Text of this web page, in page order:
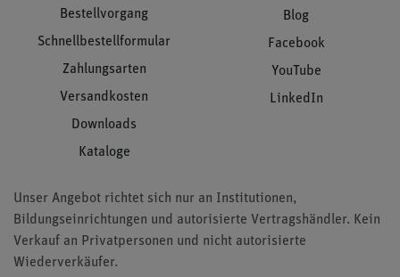
Bestellvorgang
Schnellbestellformular
Zahlungsarten
Versandkosten
Downloads
Kataloge
Blog
Facebook
YouTube
LinkedIn
Unser Angebot richtet sich nur an Institutionen,
Bildungseinrichtungen und autorisierte Vertragshändler. Kein
Verkauf an Privatpersonen und nicht autorisierte
Wiederverkäufer.